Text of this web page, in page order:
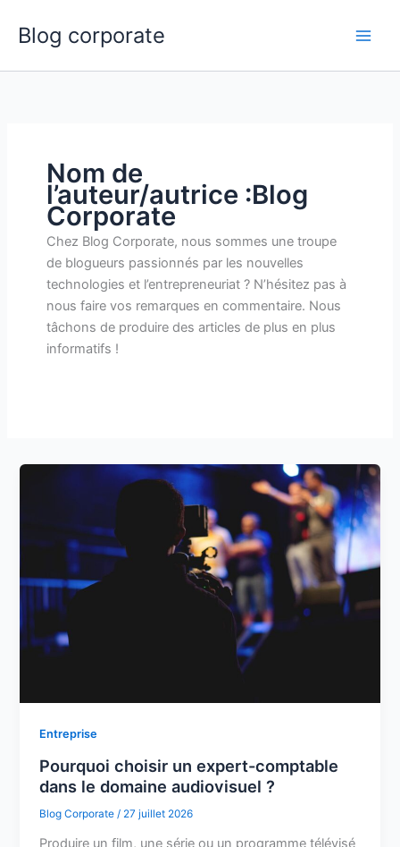
Blog corporate
Nom de
l’auteur/autrice :Blog
Corporate
Chez Blog Corporate, nous sommes une troupe
de blogueurs passionnés par les nouvelles
technologies et l’entrepreneuriat ? N’hésitez pas à
nous faire vos remarques en commentaire. Nous
tâchons de produire des articles de plus en plus
informatifs !
Entreprise
Pourquoi choisir un expert-comptable
dans le domaine audiovisuel ?
Blog Corporate / 27 juillet 2026
Produire un film, une série ou un programme télévisé